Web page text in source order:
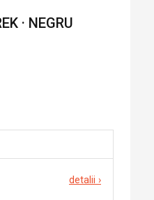
· NEGRU
detalii ›